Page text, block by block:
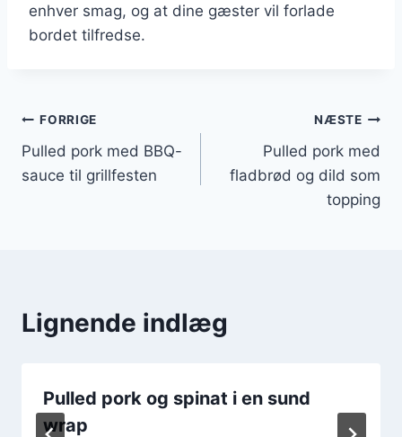
enhver smag, og at dine gæster vil forlade
bordet tilfredse.
Indlægsnavigation
FORRIGE
Pulled pork med BBQ-
sauce til grillfesten
NÆSTE
Pulled pork med
fladbrød og dild som
topping
Lignende indlæg
Pulled pork og spinat i en sund
wrap